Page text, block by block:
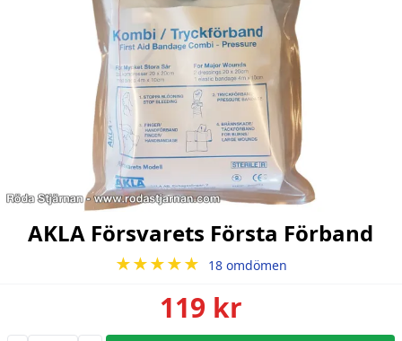
AKLA Försvarets Första Förband
★★★★★ 18 omdömen
119 kr